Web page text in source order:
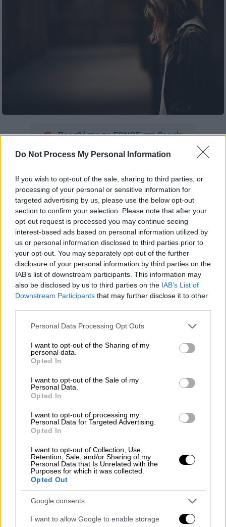
Do Not Process My Personal Information
If you wish to opt-out of the sale, sharing to third parties, or
processing of your personal or sensitive information for
targeted advertising by us, please use the below opt-out
section to confirm your selection. Please note that after your
opt-out request is processed you may continue seeing
interest-based ads based on personal information utilized by
us or personal information disclosed to third parties prior to
your opt-out. You may separately opt-out of the further
disclosure of your personal information by third parties on the
IAB’s list of downstream participants. This information may
also be disclosed by us to third parties on the IAB’s List of
Downstream Participants that may further disclose it to other
Please note that this website/app uses one or more Google
not limited to your visit or usage behaviour. You may click to
grant or deny consent to Google and its third-party tags to
use your data for below specified purposes in below Google
consent section.
Personal Data Processing Opt Outs
I want to opt-out of the Sharing of my
personal data.
Opted In
I want to opt-out of the Sale of my
Personal Data.
Opted In
I want to opt-out of processing my
Personal Data for Targeted Advertising.
Opted In
I want to opt-out of Collection, Use,
Retention, Sale, and/or Sharing of my
Personal Data that Is Unrelated with the
Purposes for which it was collected.
Opted Out
Google consents
I want to allow Google to enable storage
Προσθέστε το ΕΘΝΟΣ στη Google
αεροπορικήπτήσηαπό τοΜουμπάι προς τη
Ζυρίχη, με θύμα μια15χρονη κοπέλακαι
δράστη έναν44χρονο παντρεμένο Ινδό
επιχειρηματία , ο οποίος καθόταν δίπλα της.
Το περιστατικό συνέβη τον περασμένο
Μάρτιο, την ώρα που ο κατηγορούμενος
ταξίδευε για επαγγελματικούς λόγους στο
Βέλγιο. Αρχικά αντάλλαξε μερικές
κουβέντες με την ανήλικη, η οποία σύντομα
. Τότε ο άνδρας προχώρησε σε
την επανειλημμένα.
ΔΙΑΒΑΣΤΕ ΕΠΙΣΗΣ
Κόσμος|18.08.2025 18:33
Για τέσσερις βιασμούς κατηγορείται
Νορβηγίας – Κινδυνεύει με ποινή
κάθειρξης 10 ετών
Lifestyle|20.08.2025 11:52
Ο Κέβιν Κόστνερ ζητά την απόρριψη
αγωγής κασκαντέρ για σκηνή
βιασμού στο «Horizon»